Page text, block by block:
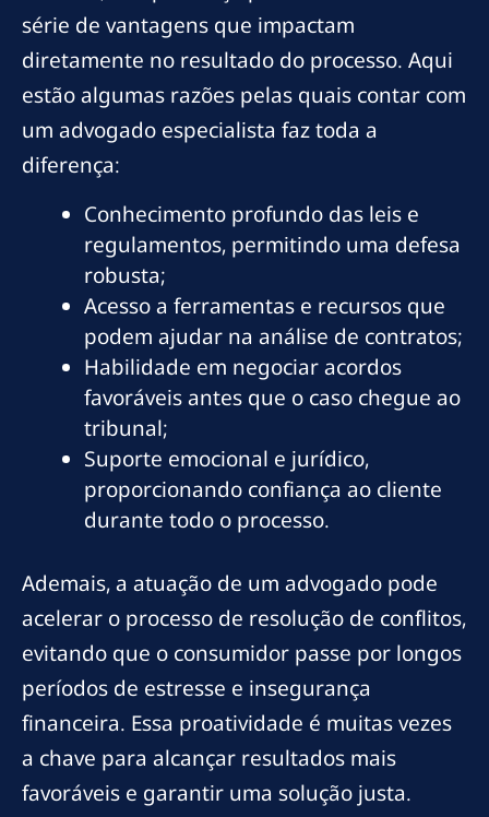
série de vantagens que impactam
diretamente no resultado do processo. Aqui
estão algumas razões pelas quais contar com
um advogado especialista faz toda a
diferença:
Conhecimento profundo das leis e
regulamentos, permitindo uma defesa
robusta;
Acesso a ferramentas e recursos que
podem ajudar na análise de contratos;
Habilidade em negociar acordos
favoráveis antes que o caso chegue ao
tribunal;
Suporte emocional e jurídico,
proporcionando confiança ao cliente
durante todo o processo.
Ademais, a atuação de um advogado pode
acelerar o processo de resolução de conflitos,
evitando que o consumidor passe por longos
períodos de estresse e insegurança
financeira. Essa proatividade é muitas vezes
a chave para alcançar resultados mais
favoráveis e garantir uma solução justa.